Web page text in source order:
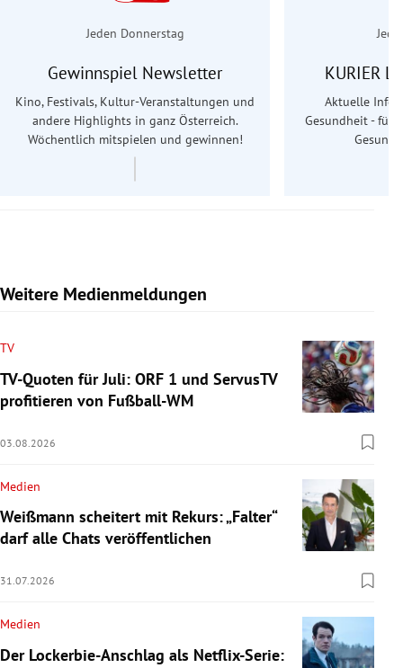
Jeden Donnerstag
Gewinnspiel Newsletter
Kino, Festivals, Kultur-Veranstaltungen und
andere Highlights in ganz Österreich.
Wöchentlich mitspielen und gewinnen!
KURIER
Aktuelle
Gesundheit - für
Weitere Medienmeldungen
TV
TV-Quoten für Juli: ORF 1 und ServusTV
profitieren von Fußball-WM
03.08.2026
Medien
Weißmann scheitert mit Rekurs: „Falter“
darf alle Chats veröffentlichen
31.07.2026
Medien
Der Lockerbie-Anschlag als Netflix-Serie: